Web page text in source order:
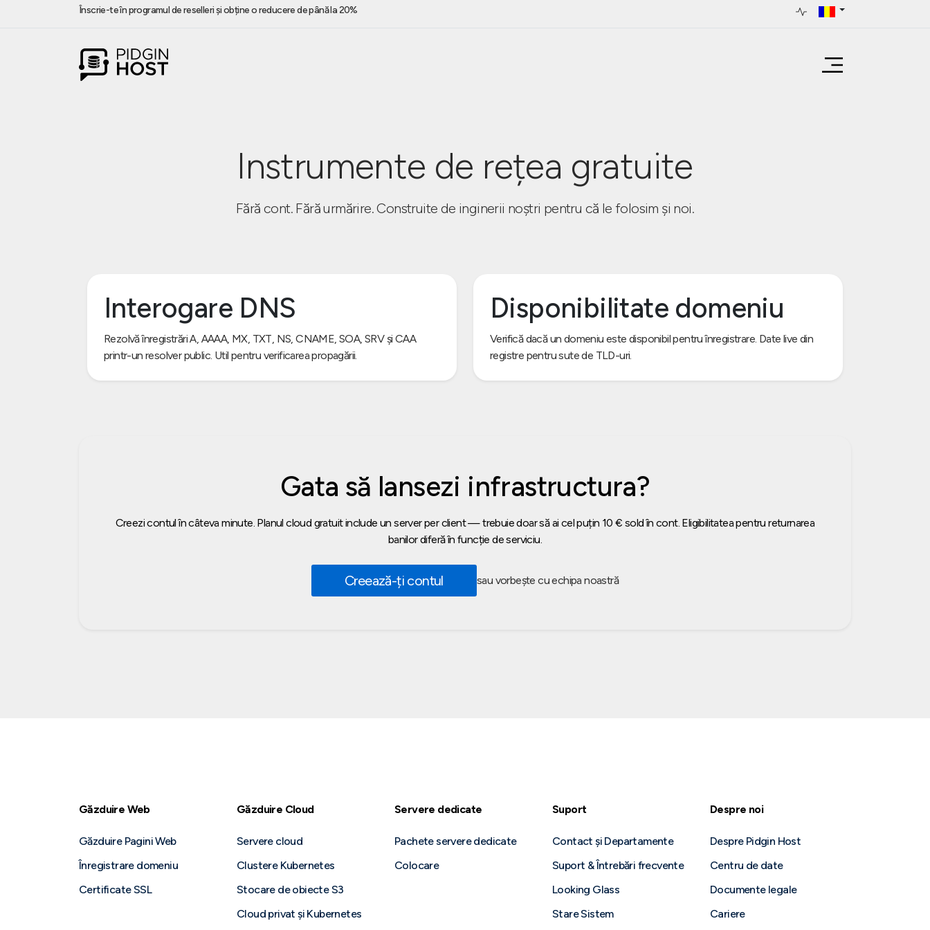
Înscrie-te în programul de reselleri și obține o reducere de până la 20%
Instrumente de rețea gratuite
Fără cont. Fără urmărire. Construite de inginerii noștri pentru că le folosim și noi.
Interogare DNS
Rezolvă înregistrări A, AAAA, MX, TXT, NS, CNAME, SOA, SRV și CAA
printr-un resolver public. Util pentru verificarea propagării.
Disponibilitate domeniu
Verifică dacă un domeniu este disponibil pentru înregistrare. Date live din
registre pentru sute de TLD-uri.
Gata să lansezi infrastructura?
Creezi contul în câteva minute. Planul cloud gratuit include un server per client — trebuie doar să ai cel puțin 10 € sold în cont. Eligibilitatea pentru returnarea
banilor diferă în funcție de serviciu.
Creează-ți contul sau vorbește cu echipa noastră
Găzduire Web
Găzduire Pagini Web
Înregistrare domeniu
Certificate SSL
Găzduire Cloud
Servere cloud
Clustere Kubernetes
Stocare de obiecte S3
Cloud privat și Kubernetes
Servere dedicate
Pachete servere dedicate
Colocare
Suport
Contact și Departamente
Suport & Întrebări frecvente
Looking Glass
Stare Sistem
Despre noi
Despre Pidgin Host
Centru de date
Documente legale
Cariere